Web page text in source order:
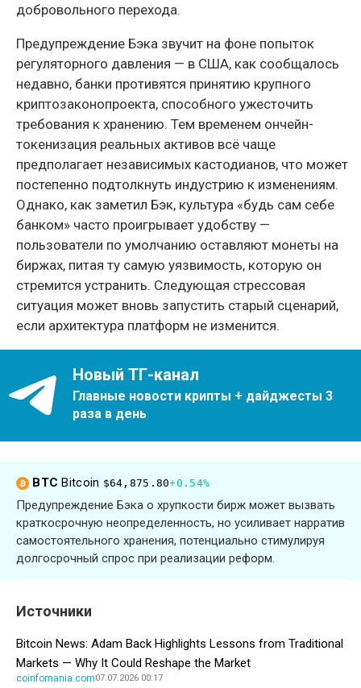
добровольного перехода.
Предупреждение Бэка звучит на фоне попыток
регуляторного давления — в США, как сообщалось
недавно, банки противятся принятию крупного
криптозаконопроекта, способного ужесточить
требования к хранению. Тем временем ончейн-
токенизация реальных активов всё чаще
предполагает независимых кастодианов, что может
постепенно подтолкнуть индустрию к изменениям.
Однако, как заметил Бэк, культура «будь сам себе
банком» часто проигрывает удобству —
пользователи по умолчанию оставляют монеты на
биржах, питая ту самую уязвимость, которую он
стремится устранить. Следующая стрессовая
ситуация может вновь запустить старый сценарий,
если архитектура платформ не изменится.
Новый ТГ-канал
Главные новости крипты + дайджесты 3
раза в день
BTCBitcoin $64,875.80+0.54%
Предупреждение Бэка о хрупкости бирж может вызвать
краткосрочную неопределенность, но усиливает нарратив
самостоятельного хранения, потенциально стимулируя
долгосрочный спрос при реализации реформ.
Источники
Bitcoin News: Adam Back Highlights Lessons from Traditional
Markets — Why It Could Reshape the Market
coinfomania.com07.07.2026 00:17